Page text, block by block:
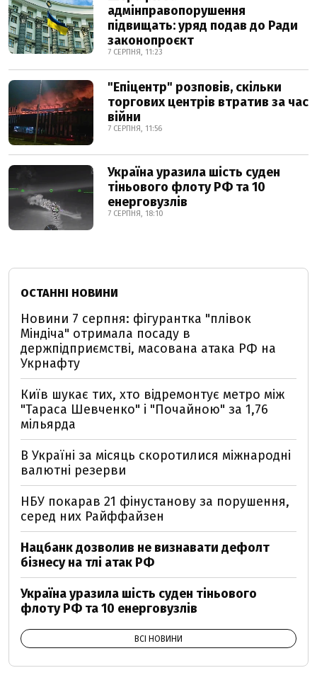
адмінправопорушення
підвищать: уряд подав до Ради
законопроєкт
7 СЕРПНЯ, 11:23
"Епіцентр" розповів, скільки
торгових центрів втратив за час
війни
7 СЕРПНЯ, 11:56
Україна уразила шість суден
тіньового флоту РФ та 10
енерговузлів
7 СЕРПНЯ, 18:10
ОСТАННІ НОВИНИ
Новини 7 серпня: фігурантка "плівок
Міндіча" отримала посаду в
держпідприємстві, масована атака РФ на
Укрнафту
Київ шукає тих, хто відремонтує метро між
"Тараса Шевченко" і "Почайною" за 1,76
мільярда
В Україні за місяць скоротилися міжнародні
валютні резерви
НБУ покарав 21 фінустанову за порушення,
серед них Райффайзен
Нацбанк дозволив не визнавати дефолт
бізнесу на тлі атак РФ
Україна уразила шість суден тіньового
флоту РФ та 10 енерговузлів
ВСІ НОВИНИ